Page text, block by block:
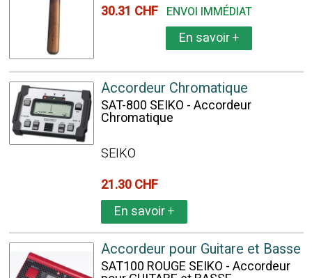
30.31 CHF ENVOI IMMÉDIAT
En savoir+
Accordeur Chromatique
SAT-800 SEIKO - Accordeur
Chromatique
SEIKO
21.30 CHF
En savoir+
Accordeur pour Guitare et Basse
SAT100 ROUGE SEIKO - Accordeur